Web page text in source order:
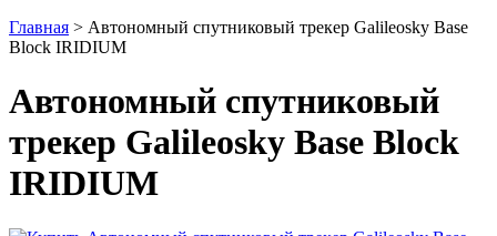
Главная > Автономный спутниковый трекер Galileosky Base
Block IRIDIUM
Автономный спутниковый
трекер Galileosky Base Block
IRIDIUM